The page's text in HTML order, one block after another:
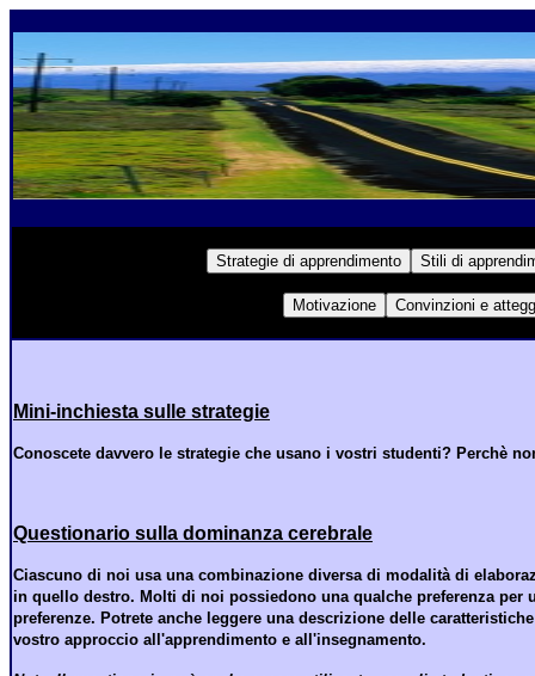
Mini-inchiesta sulle strategie
Conoscete davvero le strategie che usano i vostri studenti? Perchè
Questionario sulla dominanza cerebrale
Ciascuno di noi usa una combinazione diversa di modalità di
in quello destro. Molti di noi possiedono una qualche preferenza
preferenze. Potrete anche leggere una descrizione delle
vostro approccio all'apprendimento e all'insegnamento.